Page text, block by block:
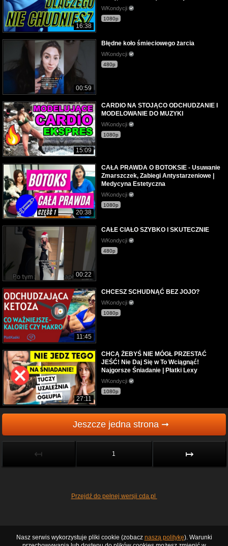
16:38
WKondycji
1080p
00:59
Błędne koło śmieciowego żarcia
WKondycji
480p
15:09
CARDIO NA STOJĄCO ODCHUDZANIE I
MODELOWANIE DO MUZYKI
WKondycji
1080p
20:38
CAŁA PRAWDA O BOTOKSIE - Usuwanie
Zmarszczek, Zabiegi Antystarzeniowe |
Medycyna Estetyczna
WKondycji
1080p
00:22
CAŁE CIAŁO SZYBKO I SKUTECZNIE
WKondycji
480p
11:45
CHCESZ SCHUDNĄĆ BEZ JOJO?
WKondycji
1080p
27:11
CHCĄ ŻEBYŚ NIE MÓGŁ PRZESTAĆ
JEŚĆ! Nie Daj Się w To Wciągnąć!
Najgorsze Śniadanie | Płatki Lexy
WKondycji
1080p
Jeszcze jedna strona ➞
↤ 1 ↦
Przejdź do pełnej wersji cda.pl
Nasz serwis wykorzystuje pliki cookie (zobacz naszą politykę). Warunki